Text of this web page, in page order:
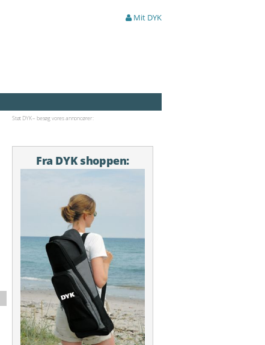
Mit DYK
Støt DYK – besøg vores annoncører:
Fra DYK shoppen: